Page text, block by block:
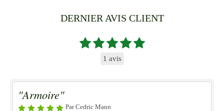
DERNIER AVIS CLIENT
1 avis
"Armoire"
Par Cedric Mann